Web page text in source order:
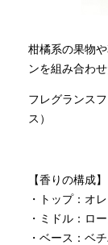
柑橘系の果物
ンを組み合わ
フレグランス
ス）
【香りの構成】
・トップ：オ
・ミドル：ロ
・ベース：ベ